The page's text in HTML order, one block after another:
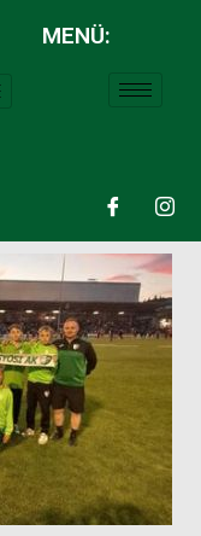
MENÜ: